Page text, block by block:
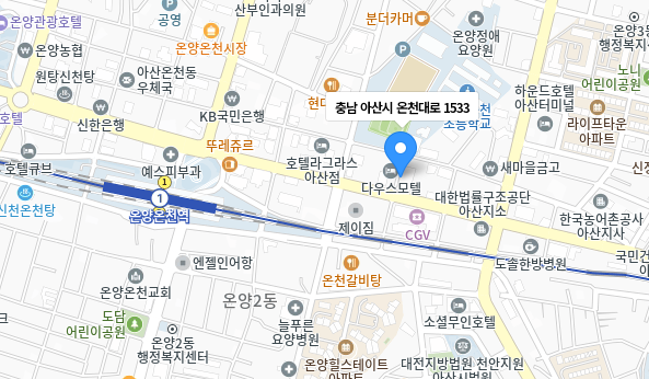
충남 아산시 온천대로 1533